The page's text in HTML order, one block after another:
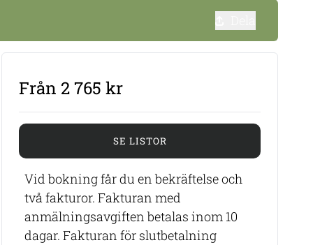
Från 2 765 kr
SE LISTOR
Vid bokning får du en bekräftelse och
två fakturor. Fakturan med
anmälningsavgiften betalas inom 10
dagar. Fakturan för slutbetalning